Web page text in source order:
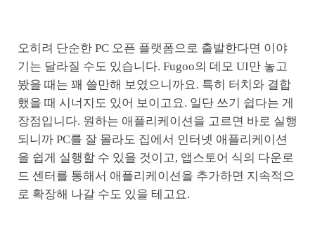
오히려 단순한 PC 오픈 플랫폼으로 출발한다면 이야
기는 달라질 수도 있습니다. Fugoo의 데모 UI만 놓고
봤을 때는 꽤 쓸만해 보였으니까요. 특히 터치와 결합
했을 때 시너지도 있어 보이고요. 일단 쓰기 쉽다는 게
장점입니다. 원하는 애플리케이션을 고르면 바로 실행
되니까 PC를 잘 몰라도 집에서 인터넷 애플리케이션
을 쉽게 실행할 수 있을 것이고, 앱스토어 식의 다운로
드 센터를 통해서 애플리케이션을 추가하면 지속적으
로 확장해 나갈 수도 있을 테고요.